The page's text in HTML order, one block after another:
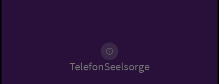
TelefonSeelsorge